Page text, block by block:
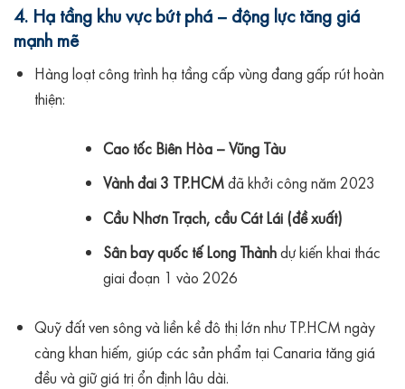
4. Hạ tầng khu vực bứt phá – động lực tăng giá
mạnh mẽ
Hàng loạt công trình hạ tầng cấp vùng đang gấp rút hoàn
thiện:
Cao tốc Biên Hòa – Vũng Tàu
Vành đai 3 TP.HCMđã khởi công năm 2023
Cầu Nhơn Trạch, cầu Cát Lái (đề xuất)
Sân bay quốc tế Long Thànhdự kiến khai thác
giai đoạn 1 vào 2026
Quỹ đất ven sông và liền kề đô thị lớn như TP.HCM ngày
càng khan hiếm, giúp các sản phẩm tại Canaria tăng giá
đều và giữ giá trị ổn định lâu dài.